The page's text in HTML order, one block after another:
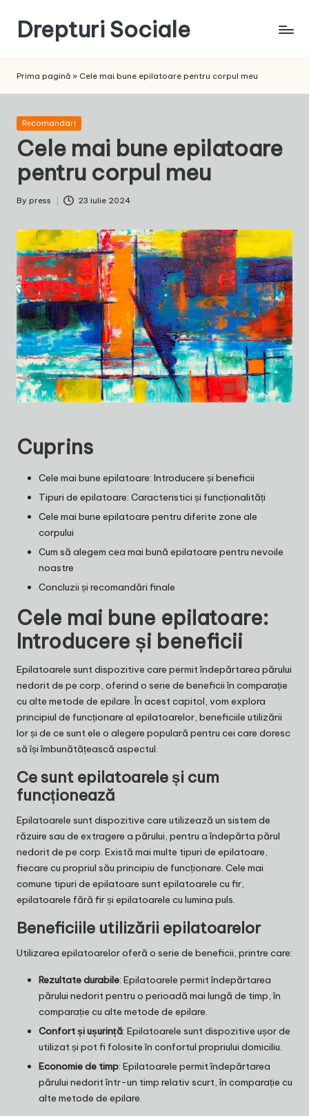
content
Drepturi Sociale
Sociale:
Ta,
Schimbarea
Noastră!
Prima pagină » Cele mai bune epilatoare pentru corpul meu
Posted
Recomandari
Cele mai bune epilatoare
pentru corpul meu
Posted
By press 23 iulie 2024
Cuprins
Cele mai bune epilatoare: Introducere și beneficii
Tipuri de epilatoare: Caracteristici și funcționalități
Cele mai bune epilatoare pentru diferite zone ale
corpului
Cum să alegem cea mai bună epilatoare pentru nevoile
noastre
Concluzii și recomandări finale
Cele mai bune epilatoare:
Introducere și beneficii
Epilatoarele sunt dispozitive care permit îndepărtarea părului
nedorit de pe corp, oferind o serie de beneficii în comparație
cu alte metode de epilare. În acest capitol, vom explora
principiul de funcționare al epilatoarelor, beneficiile utilizării
lor și de ce sunt ele o alegere populară pentru cei care doresc
să își îmbunătățească aspectul.
Ce sunt epilatoarele și cum
funcționează
Epilatoarele sunt dispozitive care utilizează un sistem de
răzuire sau de extragere a părului, pentru a îndepărta părul
nedorit de pe corp. Există mai multe tipuri de epilatoare,
fiecare cu propriul său principiu de funcționare. Cele mai
comune tipuri de epilatoare sunt epilatoarele cu fir,
epilatoarele fără fir și epilatoarele cu lumina puls.
Beneficiile utilizării epilatoarelor
Utilizarea epilatoarelor oferă o serie de beneficii, printre care:
Rezultate durabile: Epilatoarele permit îndepărtarea
părului nedorit pentru o perioadă mai lungă de timp, în
comparație cu alte metode de epilare.
Confort și ușurință: Epilatoarele sunt dispozitive ușor de
utilizat și pot fi folosite în confortul propriului domiciliu.
Economie de timp: Epilatoarele permit îndepărtarea
părului nedorit într-un timp relativ scurt, în comparație cu
alte metode de epilare.